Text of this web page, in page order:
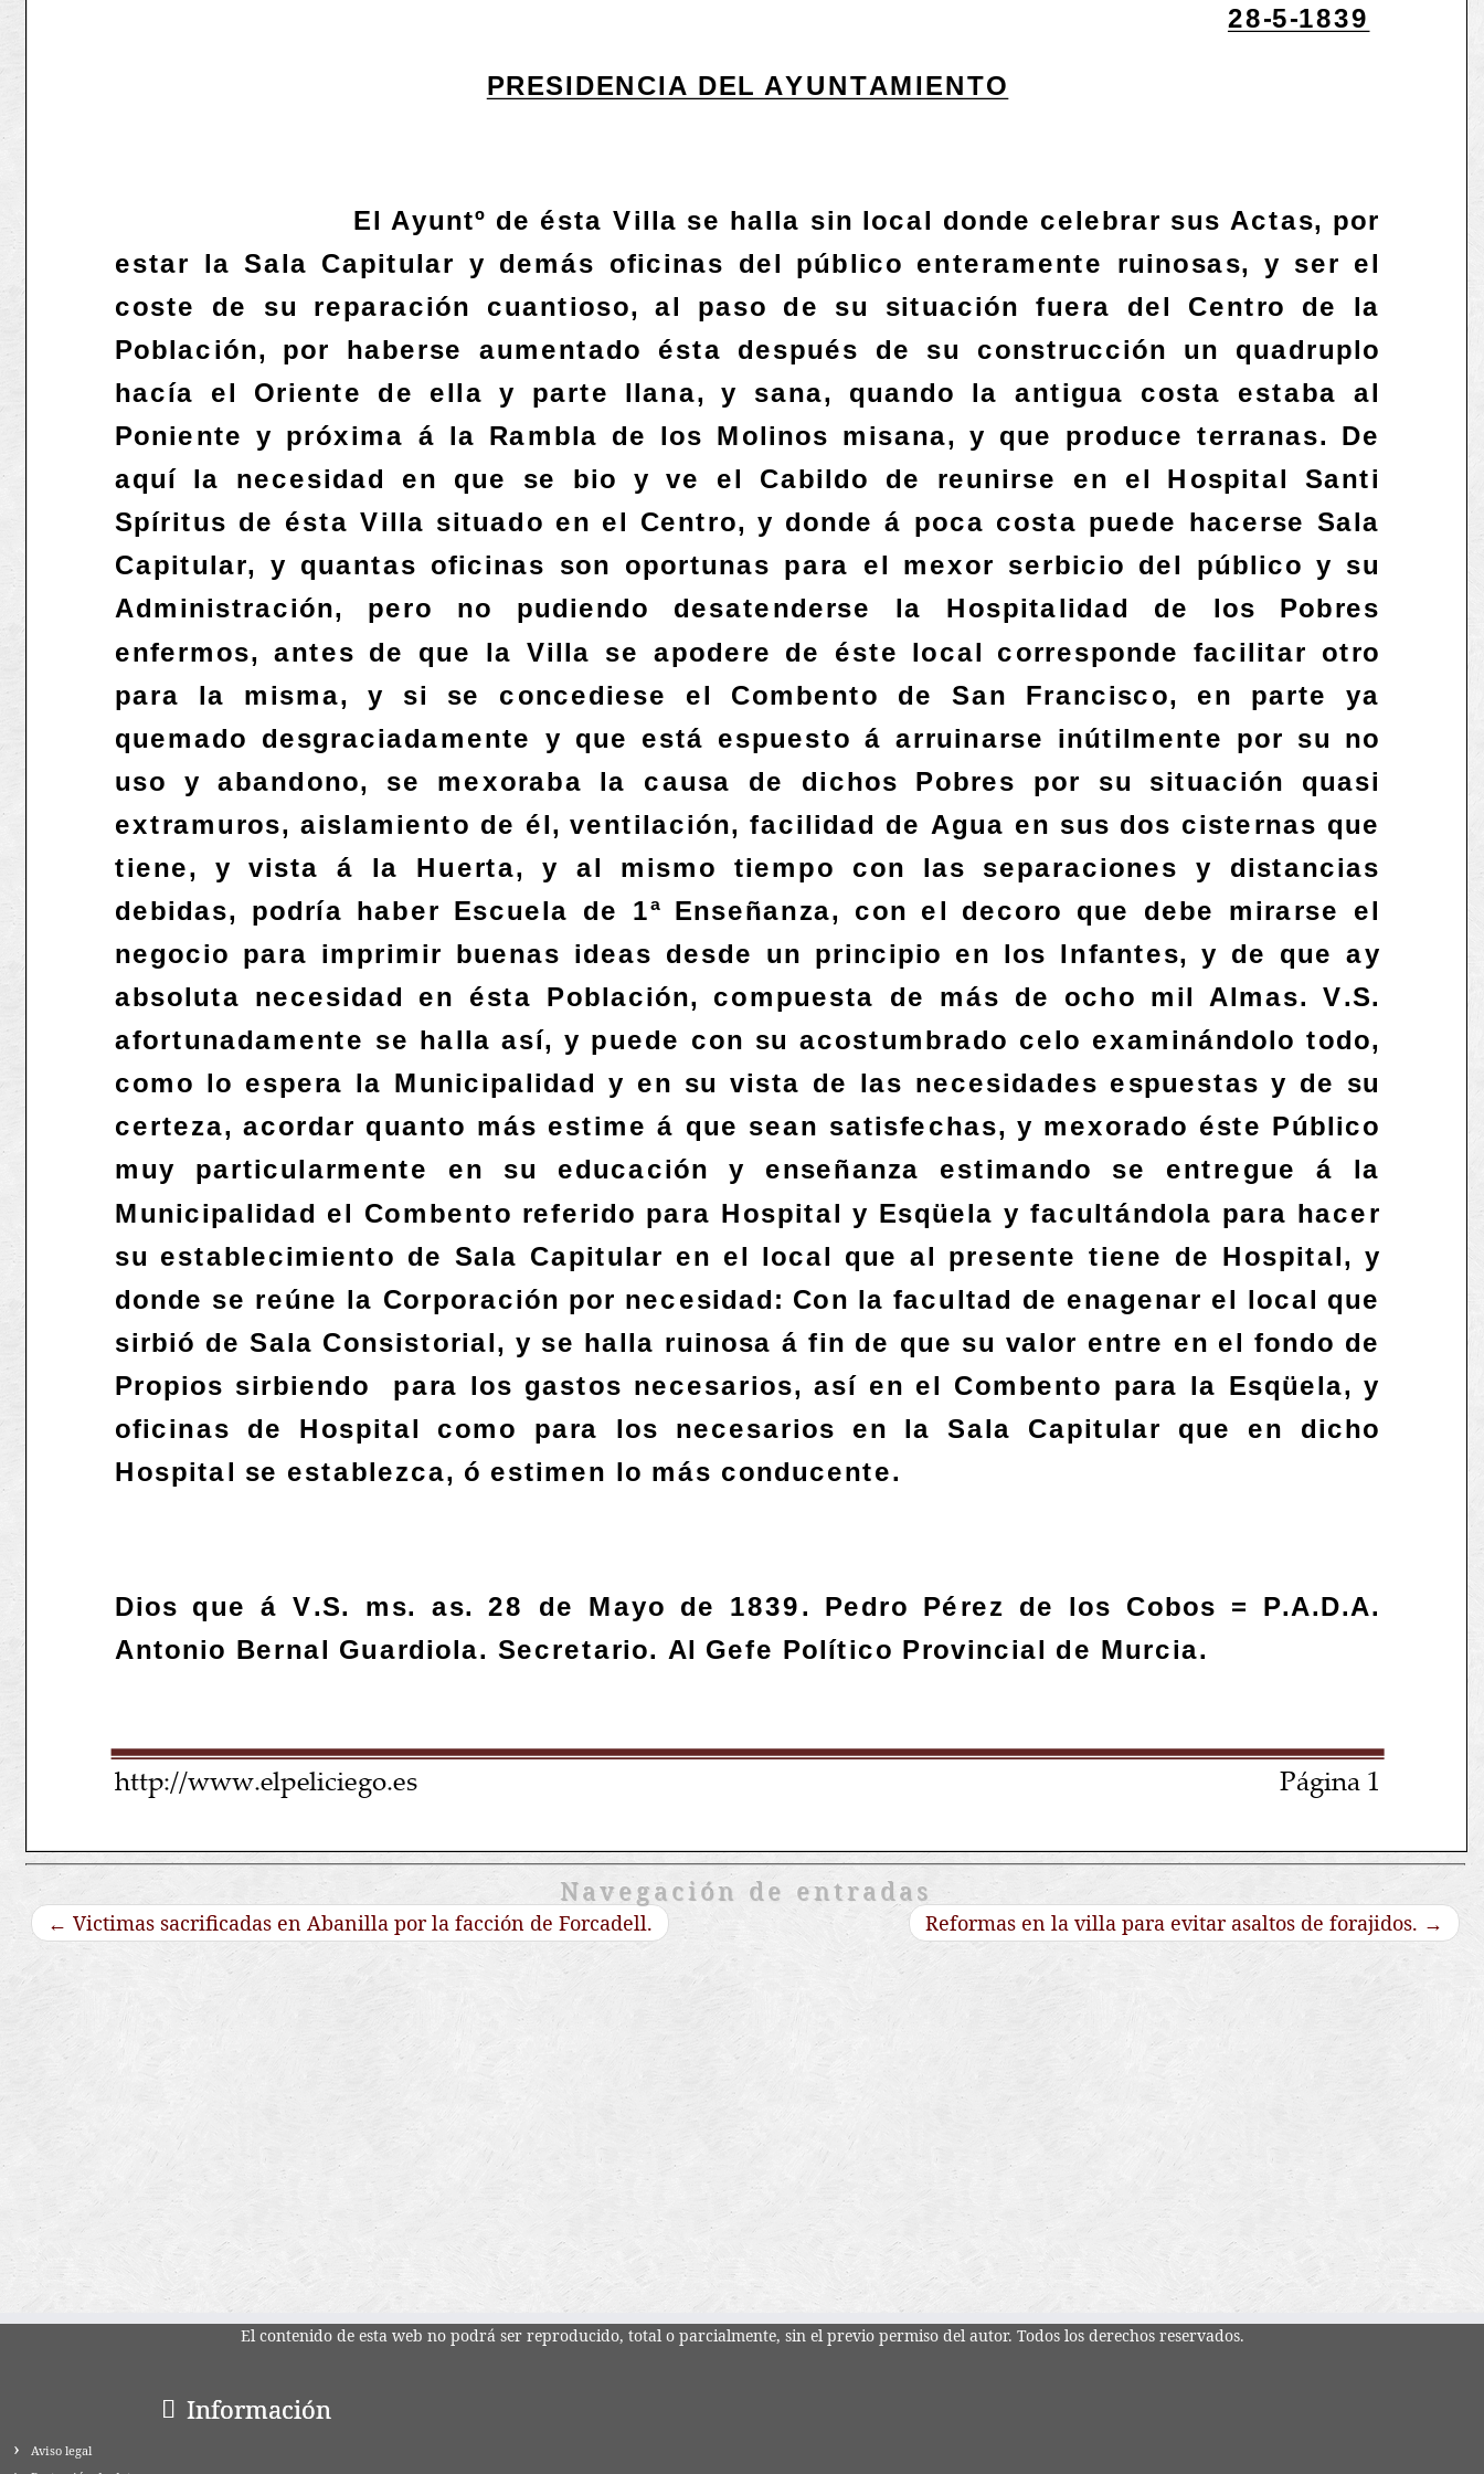
Navegación de entradas
← Victimas sacrificadas en Abanilla por la facción de Forcadell. Reformas en la villa para evitar asaltos de forajidos. →
El contenido de esta web no podrá ser reproducido, total o parcialmente, sin el previo permiso del autor. Todos los derechos reservados.
Información
Aviso legal